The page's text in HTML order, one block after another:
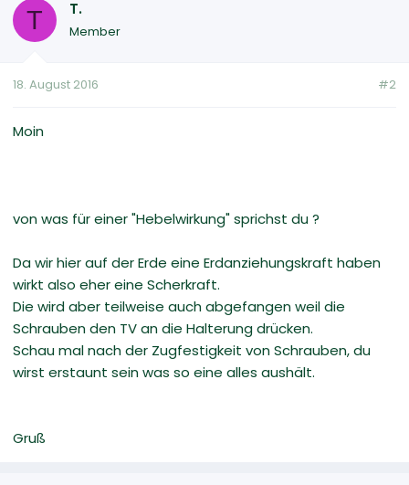
T T.
Member
18. August 2016 #2
Moin
von was für einer "Hebelwirkung" sprichst du ?
Da wir hier auf der Erde eine Erdanziehungskraft haben
wirkt also eher eine Scherkraft.
Die wird aber teilweise auch abgefangen weil die
Schrauben den TV an die Halterung drücken.
Schau mal nach der Zugfestigkeit von Schrauben, du
wirst erstaunt sein was so eine alles aushält.
Gruß